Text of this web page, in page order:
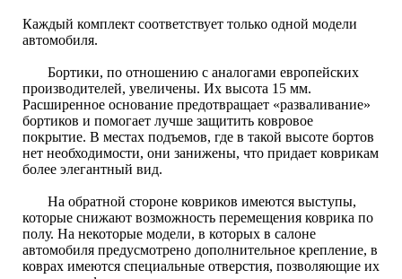
Каждый комплект соответствует только одной модели
автомобиля.
Бортики, по отношению с аналогами европейских
производителей, увеличены. Их высота 15 мм.
Расширенное основание предотвращает «разваливание»
бортиков и помогает лучше защитить ковровое
покрытие. В местах подъемов, где в такой высоте бортов
нет необходимости, они занижены, что придает коврикам
более элегантный вид.
На обратной стороне ковриков имеются выступы,
которые снижают возможность перемещения коврика по
полу. На некоторые модели, в которых в салоне
автомобиля предусмотрено дополнительное крепление, в
коврах имеются специальные отверстия, позволяющие их